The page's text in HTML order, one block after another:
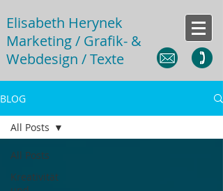
Elisabeth Herynek
Marketing / Grafik- &
Webdesign / Texte
BLOG
All Posts
Kreativität
All Posts